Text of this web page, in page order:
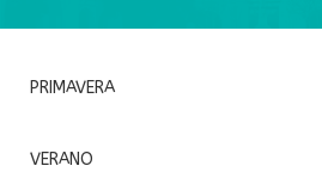
PRIMAVERA
VERANO